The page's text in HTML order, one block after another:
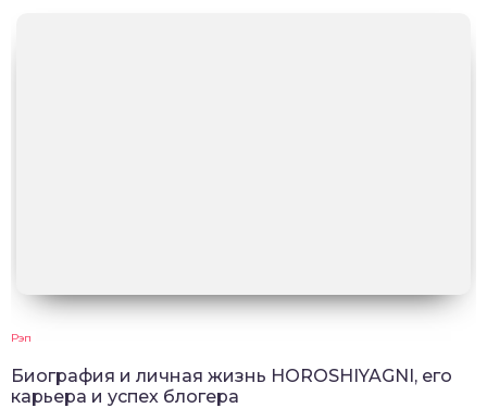
Рэп
Биография и личная жизнь HOROSHIYAGNI, его
карьера и успех блогера